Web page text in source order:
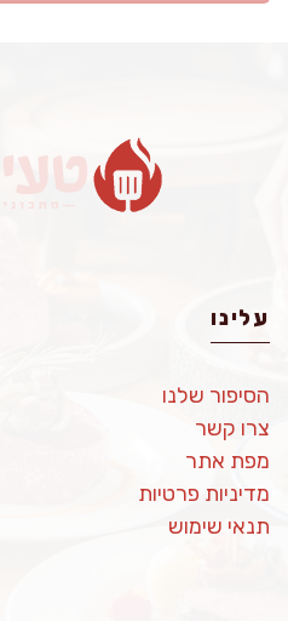
עלינו
הסיפור שלנו
צרו קשר
מפת אתר
מדיניות פרטיות
תנאי שימוש